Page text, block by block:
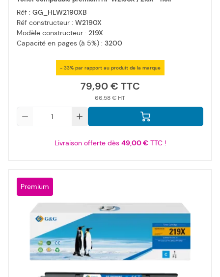
Réf : GG_HLW2190XB
Réf constructeur : W2190X
Modèle constructeur : 219X
Capacité en pages (à 5%) : 3200
- 33% par rapport au produit de la marque
79,90 €
66,58 €
Livraison offerte dès 49,00 €TTC !
Premium